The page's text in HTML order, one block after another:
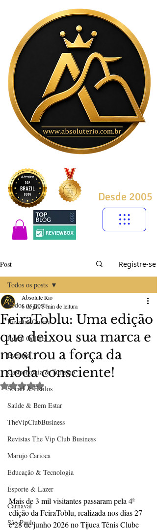
Desde 2005
Post Registre-se
Todos os posts
Revistas Online
Jornal Online
Eventos
Gastronomia & Turismo
Social & Estilos
Saúde & Bem Estar
TheVipClubBusiness
Revistas The Vip Club Business
Marujo Carioca
Educação & Tecnologia
Esporte & Lazer
Carnaval
São Paulo
Todos os posts
FeiraToblu: Uma edição
que deixou sua marca e
mostrou a força da
moda consciente!
Absolute Rio
6 de jul.3 min de leitura
Avaliado com NaN de 5 estrelas.
Mais de 3 mil visitantes passaram pela 4ª
edição da FeiraToblu, realizada nos dias 27
e 28 de junho 2026 no Tijuca Tênis Clube